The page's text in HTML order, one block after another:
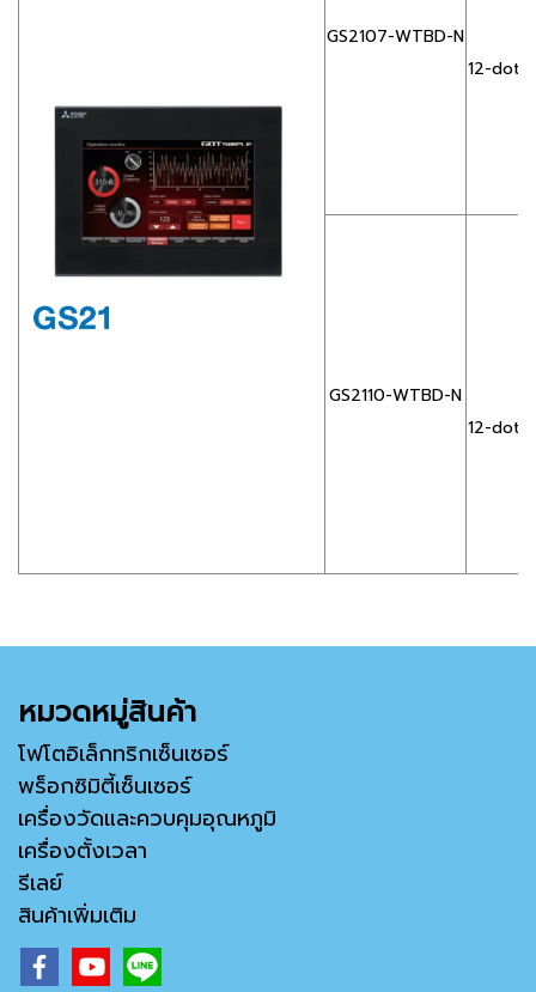
GS2107-WTBD-N
12-dot
GS2110-WTBD-N
12-dot
หมวดหมู่สินค้า
โฟโตอิเล็กทริกเซ็นเซอร์
พร็อกซิมิตี้เซ็นเซอร์
เครื่องวัดและควบคุมอุณหภูมิ
เครื่องตั้งเวลา
รีเลย์
สินค้าเพิ่มเติม